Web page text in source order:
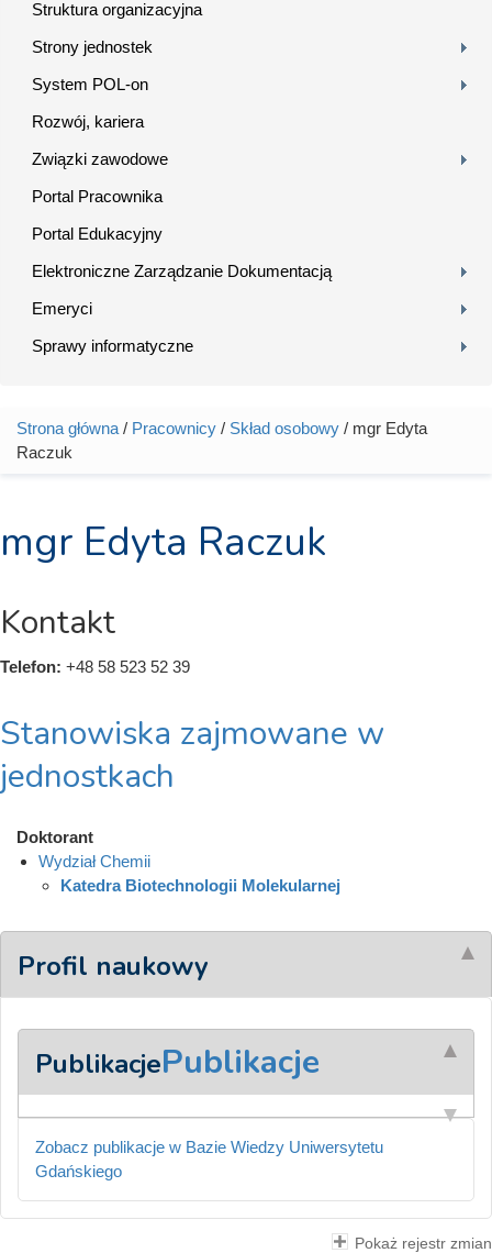
Struktura organizacyjna
Strony jednostek
System POL-on
Rozwój, kariera
Związki zawodowe
Portal Pracownika
Portal Edukacyjny
Elektroniczne Zarządzanie Dokumentacją
Emeryci
Sprawy informatyczne
Jesteś tutaj
Strona główna / Pracownicy / Skład osobowy / mgr Edyta
Raczuk
mgr Edyta Raczuk
Kontakt
Telefon: +48 58 523 52 39
Stanowiska zajmowane w
jednostkach
Doktorant
Wydział Chemii
Katedra Biotechnologii Molekularnej
Profil naukowy
PublikacjePublikacje
Zobacz publikacje w Bazie Wiedzy Uniwersytetu
Gdańskiego
Pokaż rejestr zmian